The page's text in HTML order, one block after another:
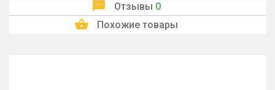
Отзывы 0
Похожие товары